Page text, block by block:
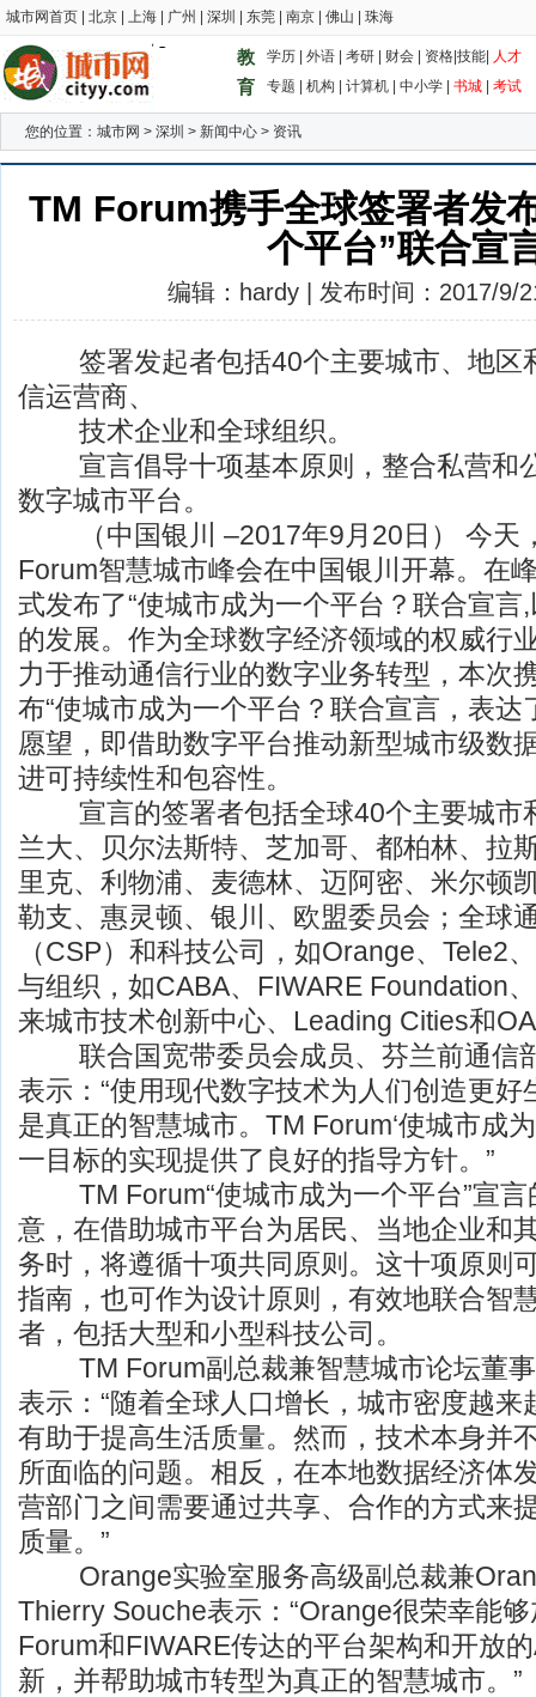
城市网首页 北京 上海 广州 深圳 东莞 南京 佛山 珠海
教
育
学历 外语 考研 财会 资格 技能 人才
专题
机构 计算机 中小学 书城 考试
您的位置： 城市网 > 深圳 > 新闻中心 > 资讯
TM Forum携手全球签署者发
个平台”联合宣
编辑：hardy | 发布时间：2017/9/
签署发起者包括40个主要城市、地区
信运营商、
技术企业和全球组织。
宣言倡导十项基本原则，整合私营和
数字城市平台。
（中国银川 –2017年9月20日） 今天
Forum智慧城市峰会在中国银川开幕。在
式发布了“使城市成为一个平台？联合宣言
的发展。作为全球数字经济领域的权威行
力于推动通信行业的数字业务转型，本次
布“使城市成为一个平台？联合宣言，表达
愿望，即借助数字平台推动新型城市级数
进可持续性和包容性。
宣言的签署者包括全球40个主要城市
兰大、贝尔法斯特、芝加哥、都柏林、拉
里克、利物浦、麦德林、迈阿密、米尔顿
勒支、惠灵顿、银川、欧盟委员会；全球
（CSP）和科技公司，如Orange、Tele2
与组织，如CABA、FIWARE Foundation
来城市技术创新中心、Leading Cities和
联合国宽带委员会成员、芬兰前通信
表示：“使用现代数字技术为人们创造更好
是真正的智慧城市。TM Forum‘使城市成
一目标的实现提供了良好的指导方针。”
TM Forum“使城市成为一个平台”宣言
意，在借助城市平台为居民、当地企业和
务时，将遵循十项共同原则。这十项原则
指南，也可作为设计原则，有效地联合智
者，包括大型和小型科技公司。
TM Forum副总裁兼智慧城市论坛董事
表示：“随着全球人口增长，城市密度越来
有助于提高生活质量。然而，技术本身并
所面临的问题。相反，在本地数据经济体
营部门之间需要通过共享、合作的方式来
质量。”
Orange实验室服务高级副总裁兼
Thierry Souche表示：“Orange很荣幸能
Forum和FIWARE传达的平台架构和开放
新，并帮助城市转型为真正的智慧城市。”